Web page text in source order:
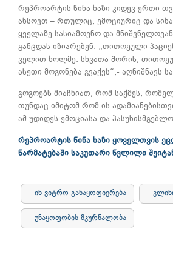
რეპროარტის წინა ხაზი კიდევ ერთი
ახსოვთ – რთულიც, ემოციურიც და
ყველაზე სასიამოვნო და
განცდას იზიარებენ. „თითოეული
ველით ხოლმე. სხვათა შორის,
ასეთი მოგონება გვაქვს“,- აღნიშნავს
გოგოებს მიაჩნიათ, რომ საქმეს,
თუნდაც იმიტომ რომ ის
ამ უდიდეს ემოციასა და
რეპროარტის წინა ხაზი ყოველთვის
წარმატებაში საკუთარი წვლილი
ინ ვიტრო განაყოფიერება
უნაყოფობის მკურნალობა